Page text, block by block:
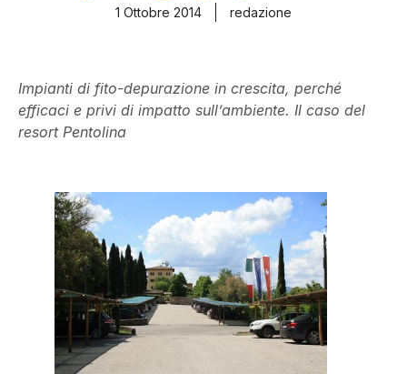
1 Ottobre 2014
redazione
Impianti di fito-depurazione in crescita, perché
efficaci e privi di impatto sull’ambiente. Il caso del
resort Pentolina